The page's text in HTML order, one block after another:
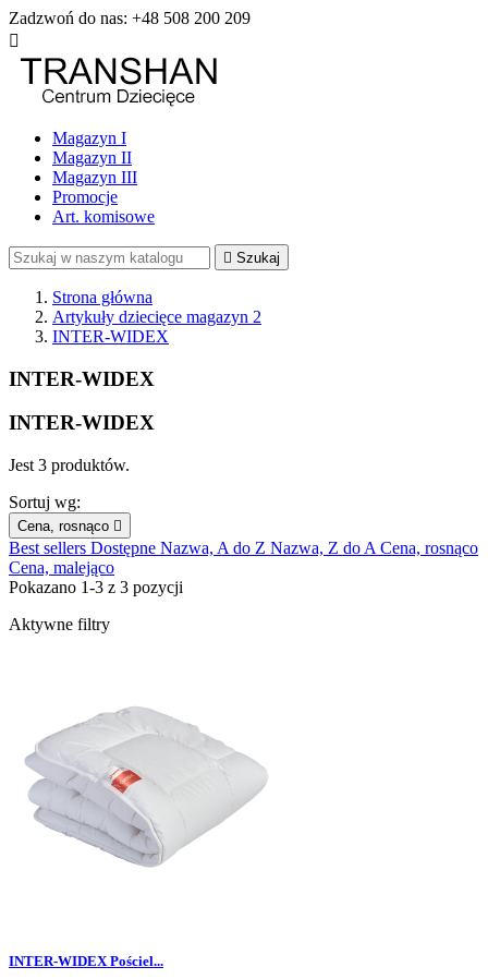
Zadzwoń do nas: +48 508 200 209

Magazyn I
Magazyn II
Magazyn III
Promocje
Art. komisowe
 Szukaj
Strona główna
Artykuły dziecięce magazyn 2
INTER-WIDEX
INTER-WIDEX
INTER-WIDEX
Jest 3 produktów.
Sortuj wg:
Cena, rosnąco 
Best sellers Dostępne Nazwa, A do Z Nazwa, Z do A Cena, rosnąco
Cena, malejąco
Pokazano 1-3 z 3 pozycji
Aktywne filtry
INTER-WIDEX Pościel...